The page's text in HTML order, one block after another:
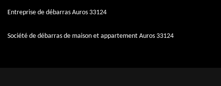
Entreprise de débarras Auros 33124
Société de débarras de maison et appartement Auros 33124